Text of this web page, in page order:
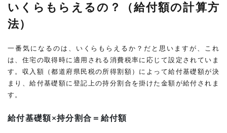
5
す
い
付
金
の
法
いくらもらえるの？（給付額の計算方
法）
一番気になるのは、いくらもらえるか？だと思いますが、これ
は、住宅の取得時に適用される消費税率に応じて設定されていま
す。収入額（都道府県民税の所得割額）によって給付基礎額が決
まり、給付基礎額に登記上の持分割合を掛けた金額が給付されま
す。
給付基礎額×持分割合＝給付額